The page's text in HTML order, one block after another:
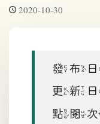
2020-10-30
發布日
更新日
點閱